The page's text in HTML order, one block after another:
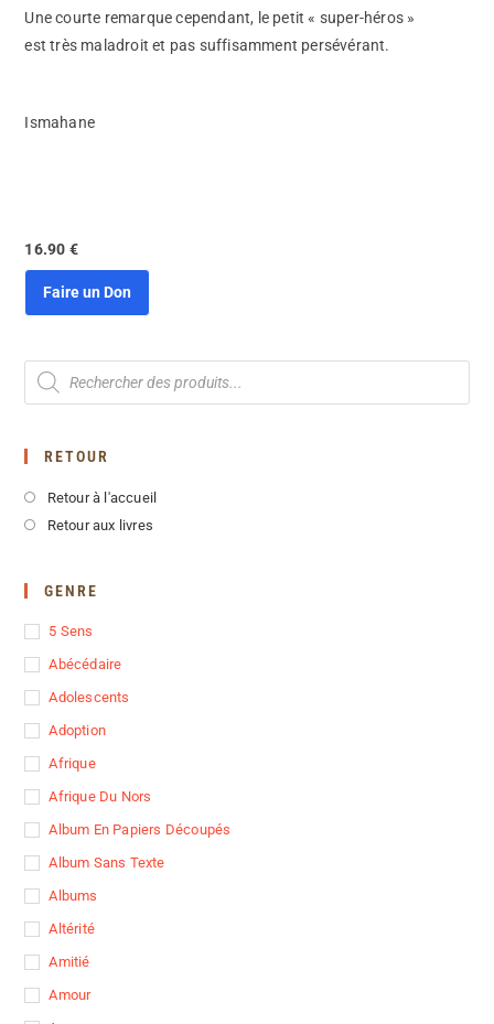
Une courte remarque cependant, le petit « super-héros »
est très maladroit et pas suffisamment persévérant.
Ismahane
16.90 €
Faire un Don
RETOUR
Retour à l'accueil
Retour aux livres
GENRE
5 Sens
Abécédaire
Adolescents
Adoption
Afrique
Afrique Du Nors
Album En Papiers Découpés
Album Sans Texte
Albums
Altérité
Amitié
Amour